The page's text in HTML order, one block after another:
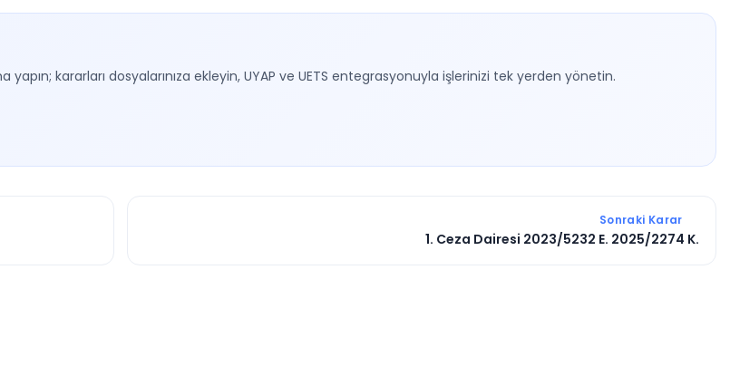
kararları dosyalarınıza ekleyin, UYAP ve UETS entegrasyonuyla işlerinizi tek yerden yönetin.
Sonraki Karar
1. Ceza Dairesi 2023/5232 E. 2025/2274 K.